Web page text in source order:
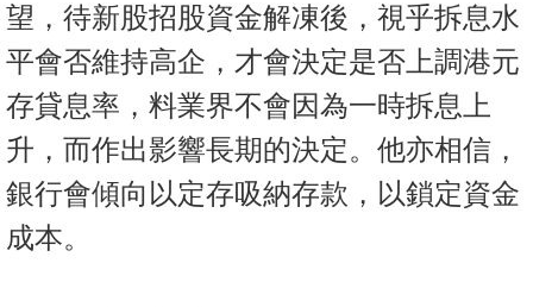
望，待新股招股資金解凍後，視乎拆息水
平會否維持高企，才會決定是否上調港元
存貸息率，料業界不會因為一時拆息上
升，而作出影響長期的決定。他亦相信，
銀行會傾向以定存吸納存款，以鎖定資金
成本。